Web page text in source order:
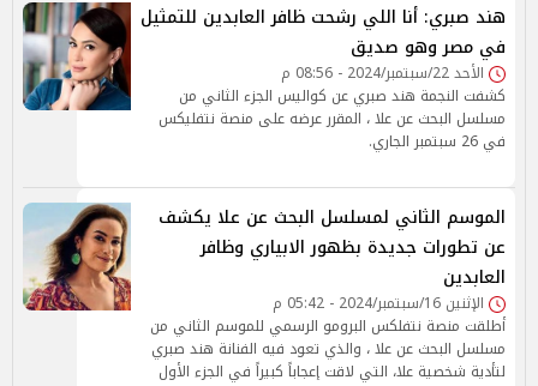
هند صبري: أنا اللي رشحت ظافر العابدين للتمثيل
في مصر وهو صديق
الأحد 22/سبتمبر/2024 - 08:56 م
كشفت النجمة هند صبري عن كواليس الجزء الثاني من
مسلسل البحث عن علا ، المقرر عرضه على منصة نتفليكس
في 26 سبتمبر الجاري.
الموسم الثاني لمسلسل البحث عن علا يكشف
عن تطورات جديدة بظهور الابياري وظافر
العابدين
الإثنين 16/سبتمبر/2024 - 05:42 م
أطلقت منصة نتفلكس البرومو الرسمي للموسم الثاني من
مسلسل البحث عن علا ، والذي تعود فيه الفنانة هند صبري
لتأدية شخصية علا، التي لاقت إعجاباً كبيراً في الجزء الأول